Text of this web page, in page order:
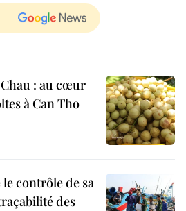
: au cœur
à Can Tho
contrôle de sa
des